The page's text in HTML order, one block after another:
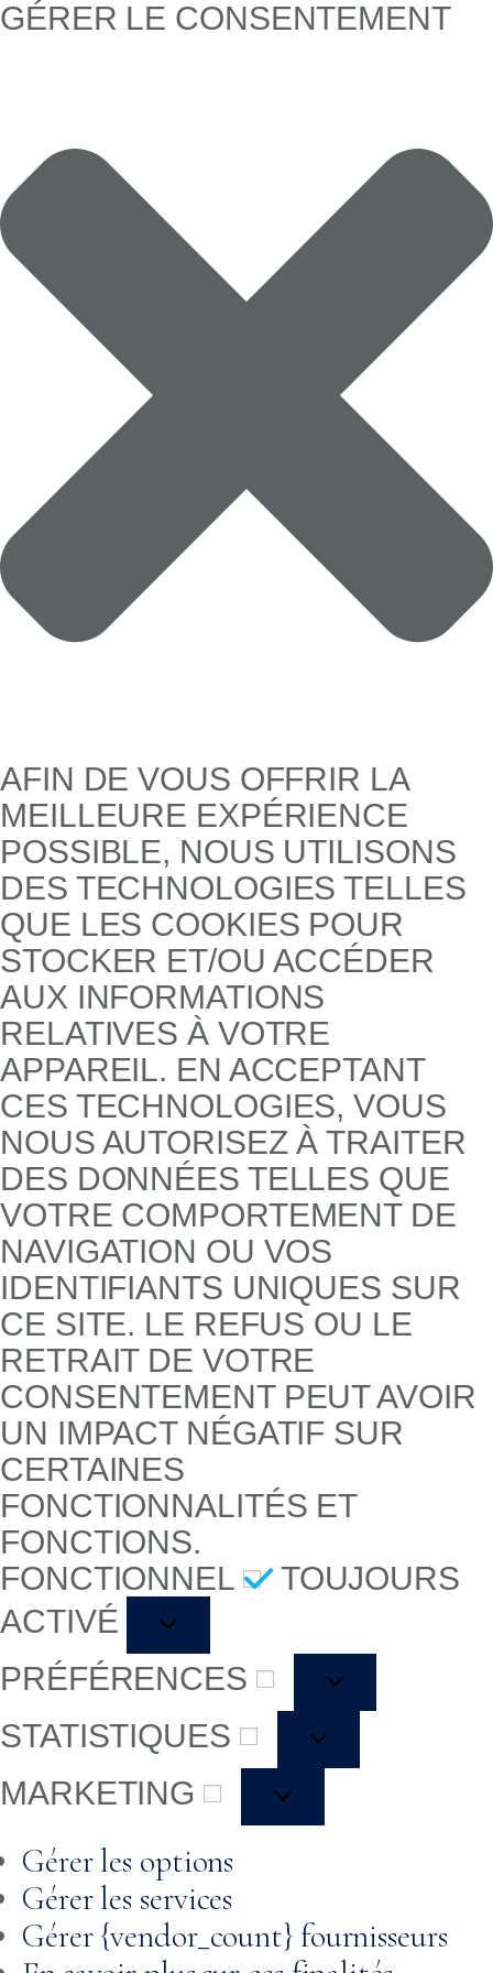
GÉRER LE CONSENTEMENT
AFIN DE VOUS OFFRIR LA
MEILLEURE EXPÉRIENCE
POSSIBLE, NOUS UTILISONS
DES TECHNOLOGIES TELLES
QUE LES COOKIES POUR
STOCKER ET/OU ACCÉDER
AUX INFORMATIONS
RELATIVES À VOTRE
APPAREIL. EN ACCEPTANT
CES TECHNOLOGIES, VOUS
NOUS AUTORISEZ À TRAITER
DES DONNÉES TELLES QUE
VOTRE COMPORTEMENT DE
NAVIGATION OU VOS
IDENTIFIANTS UNIQUES SUR
CE SITE. LE REFUS OU LE
RETRAIT DE VOTRE
CONSENTEMENT PEUT AVOIR
UN IMPACT NÉGATIF SUR
CERTAINES
FONCTIONNALITÉS ET
FONCTIONS.
FONCTIONNEL
FONCTIONNEL
TOUJOURS
ACTIVÉ
PRÉFÉRENCES
STATISTIQUES
MARKETING
Gérer les options
Gérer les services
Gérer {vendor_count} fournisseurs